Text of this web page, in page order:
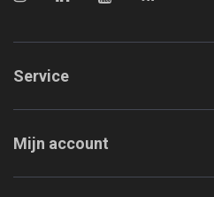
Service
Mijn account